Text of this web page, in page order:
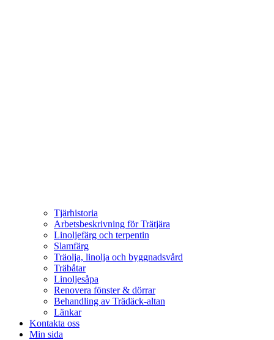
Tjärhistoria
Arbetsbeskrivning för Trätjära
Linoljefärg och terpentin
Slamfärg
Träolja, linolja och byggnadsvård
Träbåtar
Linoljesåpa
Renovera fönster & dörrar
Behandling av Trädäck-altan
Länkar
Kontakta oss
Min sida